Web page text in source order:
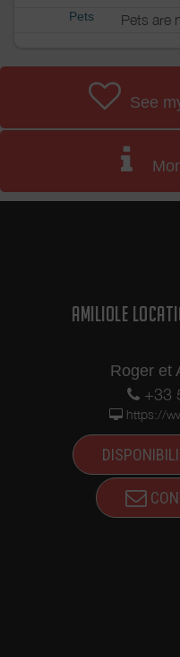
Pets
Pets are
See
AMILIOLE
Roger et
+33
https://